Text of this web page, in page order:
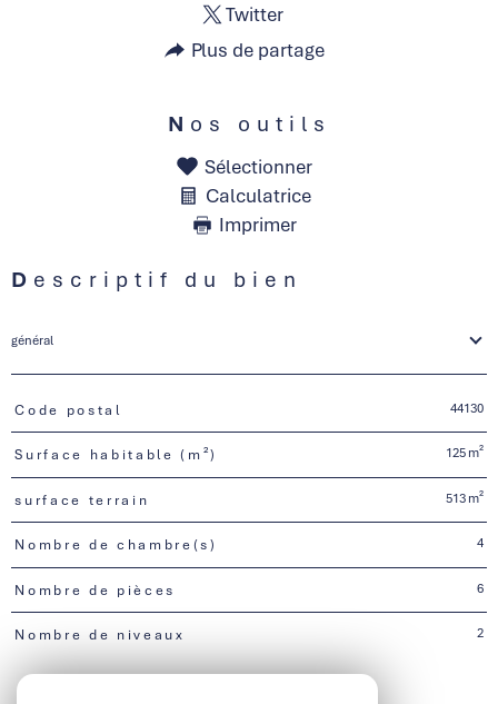
Twitter
Plus de partage
Nos outils
Sélectionner
Calculatrice
Imprimer
Descriptif du bien
général
TRAD_PAMPERO_Caracteristique
Code postal 44130
Surface habitable (m²) 125 m²
surface terrain 513 m²
Nombre de chambre(s) 4
Nombre de pièces 6
Nombre de niveaux 2